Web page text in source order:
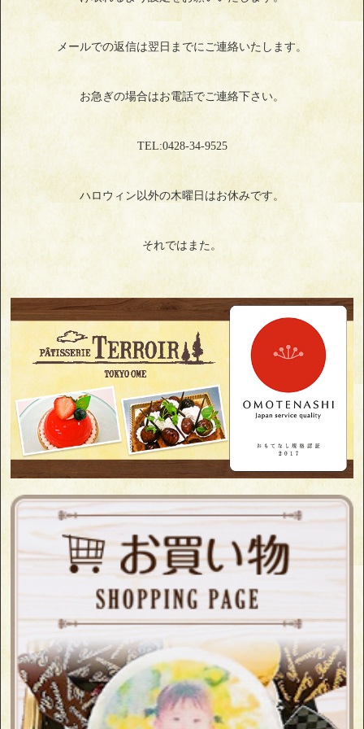
メールでの返信は翌日までにご連絡いたします。
お急ぎの場合はお電話でご連絡下さい。
TEL:0428‐34‐9525
ハロウィン以外の木曜日はお休みです。
それではまた。